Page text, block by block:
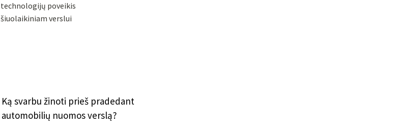
technologijų poveikis
šiuolaikiniam verslui
Ką svarbu žinoti prieš pradedant
automobilių nuomos verslą?